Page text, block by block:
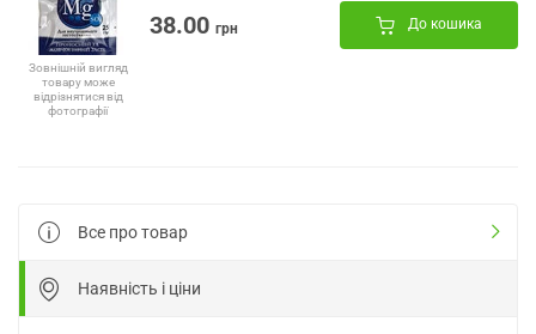
Зовнішній вигляд
товару може
відрізнятися від
фотографії
38.00 грн До кошика
Все про товар
Наявність і ціни